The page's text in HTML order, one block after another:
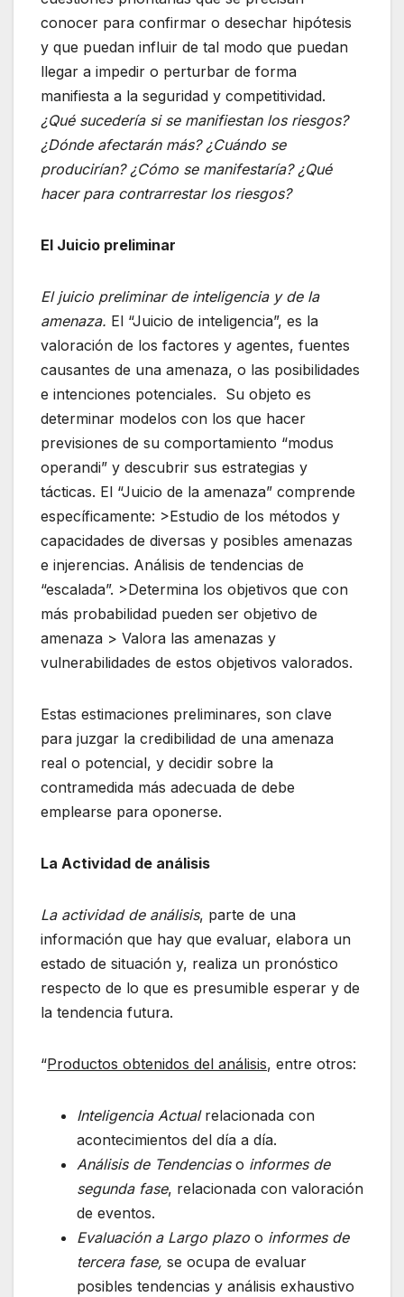
conocer para confirmar o desechar hipótesis
y que puedan influir de tal modo que puedan
llegar a impedir o perturbar de forma
manifiesta a la seguridad y competitividad.
¿Qué sucedería si se manifiestan los riesgos?
¿Dónde afectarán más? ¿Cuándo se
producirían? ¿Cómo se manifestaría? ¿Qué
hacer para contrarrestar los riesgos?
El Juicio preliminar
El juicio preliminar de inteligencia y de la
amenaza. El “Juicio de inteligencia”, es la
valoración de los factores y agentes, fuentes
causantes de una amenaza, o las posibilidades
e intenciones potenciales. Su objeto es
determinar modelos con los que hacer
previsiones de su comportamiento “modus
operandi” y descubrir sus estrategias y
tácticas. El “Juicio de la amenaza” comprende
específicamente: >Estudio de los métodos y
capacidades de diversas y posibles amenazas
e injerencias. Análisis de tendencias de
“escalada”. >Determina los objetivos que con
más probabilidad pueden ser objetivo de
amenaza > Valora las amenazas y
vulnerabilidades de estos objetivos valorados.
Estas estimaciones preliminares, son clave
para juzgar la credibilidad de una amenaza
real o potencial, y decidir sobre la
contramedida más adecuada de debe
emplearse para oponerse.
La Actividad de análisis
La actividad de análisis, parte de una
información que hay que evaluar, elabora un
estado de situación y, realiza un pronóstico
respecto de lo que es presumible esperar y de
la tendencia futura.
“Productos obtenidos del análisis, entre otros:
Inteligencia Actualrelacionada con
acontecimientos del día a día.
Análisis de Tendenciaso informes de
segunda fase, relacionada con valoración
de eventos.
Evaluación a Largo plazo o informes de
tercera fase, se ocupa de evaluar
posibles tendencias y análisis exhaustivo